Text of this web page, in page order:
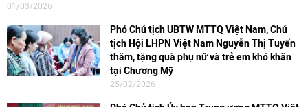
01/03/2026
Phó Chủ tịch UBTW MTTQ Việt Nam, Chủ
tịch Hội LHPN Việt Nam Nguyễn Thị Tuyến
thăm, tặng quà phụ nữ và trẻ em khó khăn
tại Chương Mỹ
25/02/2026